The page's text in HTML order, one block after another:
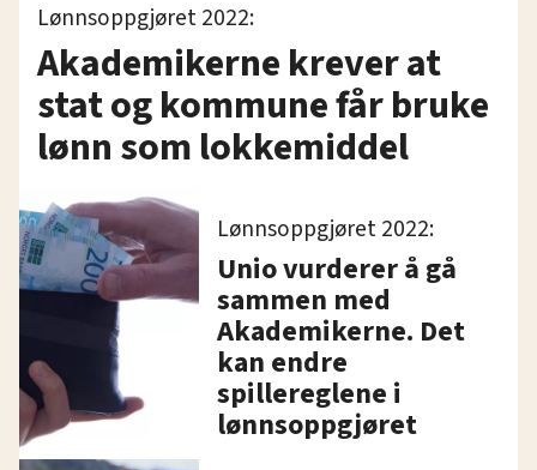
Lønnsoppgjøret 2022:
Akademikerne krever at
stat og kommune får bruke
lønn som lokkemiddel
Lønnsoppgjøret 2022:
Unio vurderer å gå
sammen med
Akademikerne. Det
kan endre
spillereglene i
lønnsoppgjøret